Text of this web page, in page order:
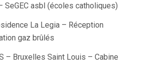
SeGEC asbl (écoles catholiques)
La Legia – Réception
gaz brûlés
– Bruxelles Saint Louis – Cabine